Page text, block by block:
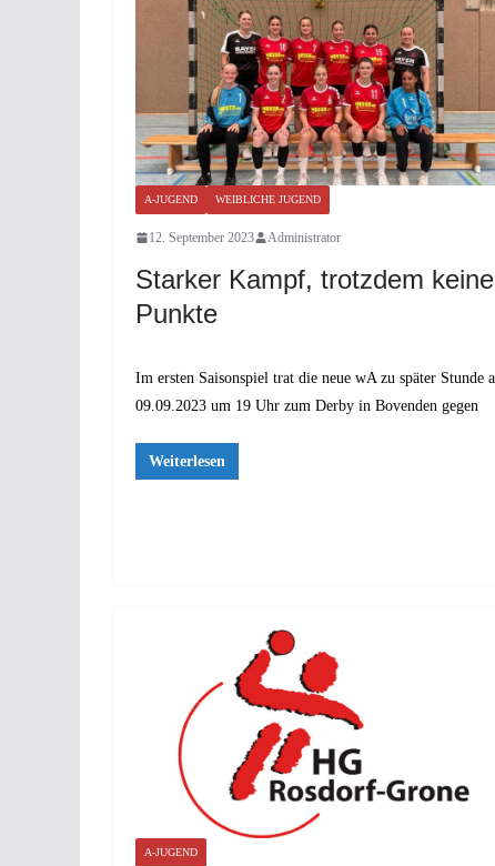
A-JUGEND WEIBLICHE JUGEND
12. September 2023 Administrator
Starker Kampf, trotzdem keine
Punkte
Im ersten Saisonspiel trat die neue wA zu später Stunde
09.09.2023 um 19 Uhr zum Derby in Bovenden gegen
Weiterlesen
A-JUGEND